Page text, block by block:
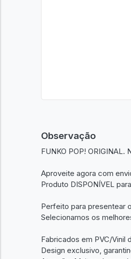
Observação
FUNKO POP! ORIGINAL.
Aproveite agora com
Produto DISPONÍVEL
Perfeito para presentear
Selecionamos os
Fabricados em PVC/Vinil
Design exclusivo,